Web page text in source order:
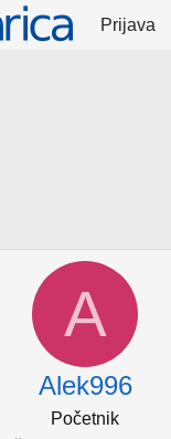
Prijava
A
Alek996
Početnik